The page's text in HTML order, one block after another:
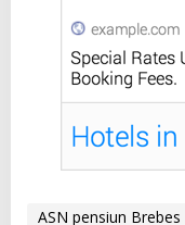
ASN pensiun Brebes